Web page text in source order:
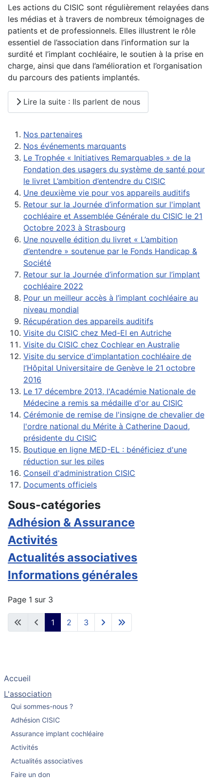
Les actions du CISIC sont régulièrement relayées dans
les médias et à travers de nombreux témoignages de
patients et de professionnels. Elles illustrent le rôle
essentiel de l’association dans l’information sur la
surdité et l’implant cochléaire, le soutien à la prise en
charge, ainsi que dans l’amélioration et l’organisation
du parcours des patients implantés.
Lire la suite : Ils parlent de nous
Nos partenaires
Nos événements marquants
Le Trophée « Initiatives Remarquables » de la
Fondation des usagers du système de santé pour
le livret L’ambition d’entendre du CISIC
Une deuxième vie pour vos appareils auditifs
Retour sur la Journée d’information sur l'implant
cochléaire et Assemblée Générale du CISIC le 21
Octobre 2023 à Strasbourg
Une nouvelle édition du livret « L’ambition
d’entendre » soutenue par le Fonds Handicap &
Société
Retour sur la Journée d’information sur l’implant
cochléaire 2022
Pour un meilleur accès à l’implant cochléaire au
niveau mondial
Récupération des appareils auditifs
Visite du CISIC chez Med-El en Autriche
Visite du CISIC chez Cochlear en Australie
Visite du service d'implantation cochléaire de
l’Hôpital Universitaire de Genève le 21 octobre
2016
Le 17 décembre 2013, l'Académie Nationale de
Médecine a remis sa médaille d'or au CISIC
Cérémonie de remise de l'insigne de chevalier de
l'ordre national du Mérite à Catherine Daoud,
présidente du CISIC
Boutique en ligne MED-EL : bénéficiez d'une
réduction sur les piles
Conseil d'administration CISIC
Documents officiels
Sous-catégories
Adhésion & Assurance
Activités
Actualités associatives
Informations générales
Page 1 sur 3
1 2 3
Accueil
L'association
Qui sommes-nous ?
Adhésion CISIC
Assurance implant cochléaire
Activités
Actualités associatives
Faire un don